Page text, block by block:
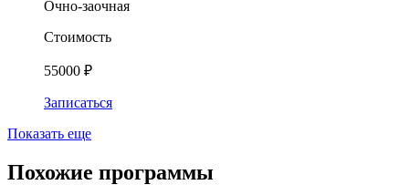
Очно-заочная
Стоимость
55000 ₽
Записаться
Показать еще
Похожие программы